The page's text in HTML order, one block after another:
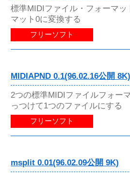
標準MIDIファイル・フォーマ
マット0に変換する
フリーソフト
MIDIAPND 0.1(96.02.16公開 8K)
2つの標準MIDIファイルフォー
っつけて1つのファイルにする
フリーソフト
msplit 0.01(96.02.09公開 9K)